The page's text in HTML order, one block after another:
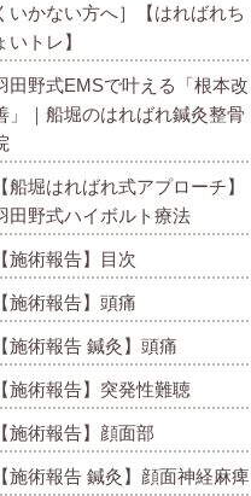
いかない方へ］【はればれち
いトレ】
田野式EMSで叶える「根本改
」｜船堀のはればれ鍼灸整骨
【船堀はればれ式アプローチ】
田野式ハイボルト療法
【施術報告】目次
【施術報告】頭痛
【施術報告 鍼灸】頭痛
【施術報告】突発性難聴
【施術報告】顔面部
【施術報告 鍼灸】顔面神経麻痺